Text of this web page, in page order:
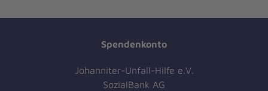
Spendenkonto
Johanniter-Unfall-Hilfe e.V.
SozialBank AG